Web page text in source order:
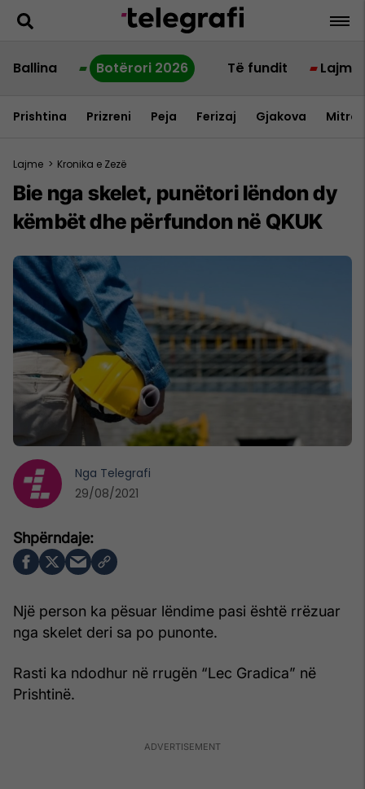
Ballina Botërori 2026 Të fundit Lajme
Prishtina Prizreni Peja Ferizaj Gjakova
Lajme > Kronika e Zezë
Bie nga skelet, punëtori lëndon dy
këmbët dhe përfundon në QKUK
Një person ka pësuar lëndime pasi është rrëzuar
nga skelet deri sa po punonte.
Rasti ka ndodhur në rrugën “Lec Gradica” në
Prishtinë.
Nga Telegrafi
29/08/2021